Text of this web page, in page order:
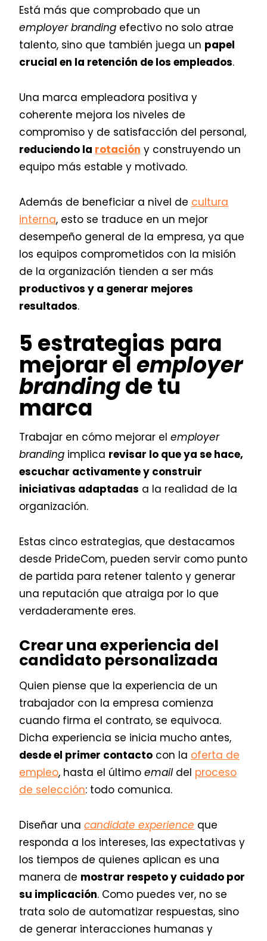
Está más que comprobado que un
employer branding efectivo no solo atrae
talento, sino que también juega un papel
crucial en la retención de los empleados.
Una marca empleadora positiva y
coherente mejora los niveles de
compromiso y de satisfacción del personal,
reduciendo la rotación y construyendo un
equipo más estable y motivado.
Además de beneficiar a nivel de cultura
interna, esto se traduce en un mejor
desempeño general de la empresa, ya que
los equipos comprometidos con la misión
de la organización tienden a ser más
productivos y a generar mejores
resultados.
5 estrategias para
mejorar elemployer
brandingde tu
marca
Trabajar en cómo mejorar el employer
branding implica revisar lo que ya se hace,
escuchar activamente y construir
iniciativas adaptadas a la realidad de la
organización.
Estas cinco estrategias, que destacamos
desde PrideCom, pueden servir como punto
de partida para retener talento y generar
una reputación que atraiga por lo que
verdaderamente eres.
Crear una experiencia del
candidato personalizada
Quien piense que la experiencia de un
trabajador con la empresa comienza
cuando firma el contrato, se equivoca.
Dicha experiencia se inicia mucho antes,
desde el primer contacto con la oferta de
empleo, hasta el último emaildel proceso
de selección: todo comunica.
Diseñar una candidate experience que
responda a los intereses, las expectativas y
los tiempos de quienes aplican es una
manera de mostrar respeto y cuidado por
su implicación. Como puedes ver, no se
trata solo de automatizar respuestas, sino
de generar interacciones humanas y